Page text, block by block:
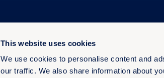
This website uses cookies
We use cookies to personalise content and
our traffic. We also share information about